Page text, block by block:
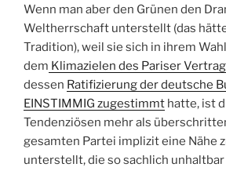
Wenn man aber den Grünen den
Weltherrschaft unterstellt (das
Tradition), weil sie sich in ihrem
dem Klimazielen des Pariser
dessen Ratifizierung der deutsche
EINSTIMMIG zugestimmt hatte, ist
Tendenziösen mehr als
gesamten Partei implizit eine Nähe
unterstellt, die so sachlich